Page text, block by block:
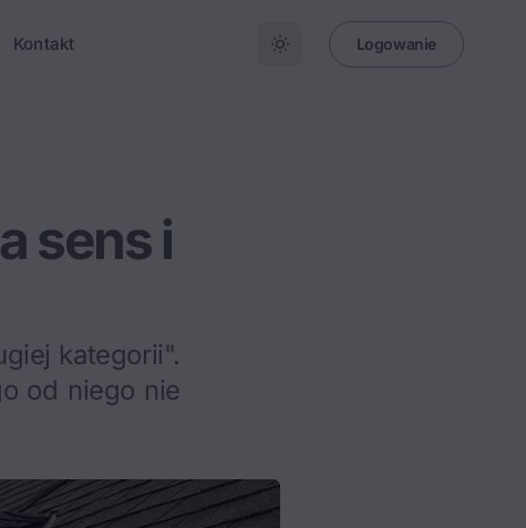
Kontakt Logowanie
sens i
kategorii".
od niego nie